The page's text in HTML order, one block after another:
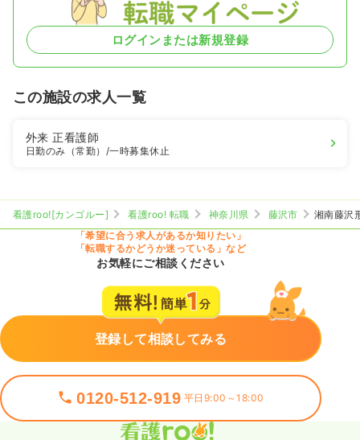
ログインまたは新規登録
この施設の求人一覧
外来正看護師
日勤のみ（常勤） /一時募集休止
看護roo![カンゴルー] 看護roo! 転職 神奈川県 藤沢市
湘南藤沢
「希望に合う求人があるか知りたい」
「転職するかどうか迷っている」など
お気軽にご相談ください
登録して相談してみる
0120-512-919 平日9:00～18:00